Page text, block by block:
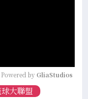
Powered by GliaStudios
大聯盟